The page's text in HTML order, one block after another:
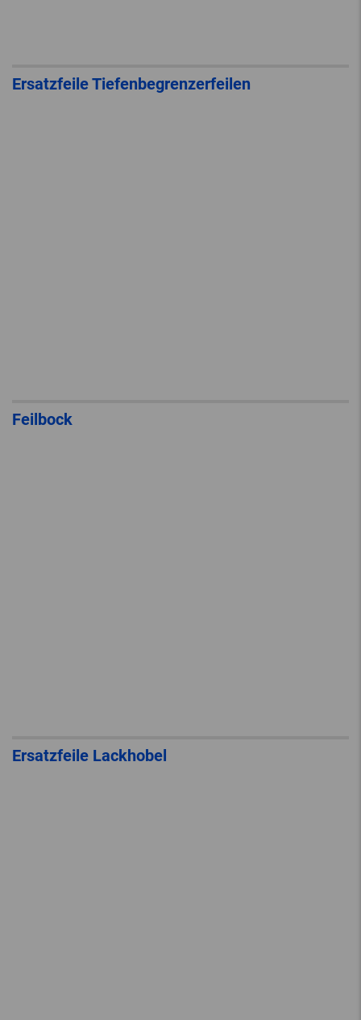
Ersatzfeile Tiefenbegrenzerfeilen
Feilbock
Ersatzfeile Lackhobel